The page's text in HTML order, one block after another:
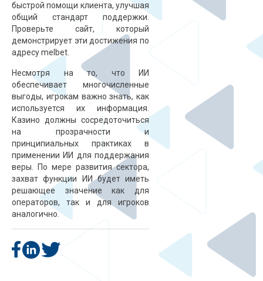
быстрой помощи клиента, улучшая
общий стандарт поддержки.
Проверьте сайт, который
демонстрирует эти достижения по
адресуmelbet
Несмотря на то, что ИИ
обеспечивает многочисленные
выгоды, игрокам важно знать, как
используется их информация.
Казино должны сосредоточиться
на прозрачности и
принципиальных практиках в
применении ИИ для поддержания
веры. По мере развития сектора,
захват функции ИИ будет иметь
решающее значение как для
операторов, так и для игроков
аналогично.